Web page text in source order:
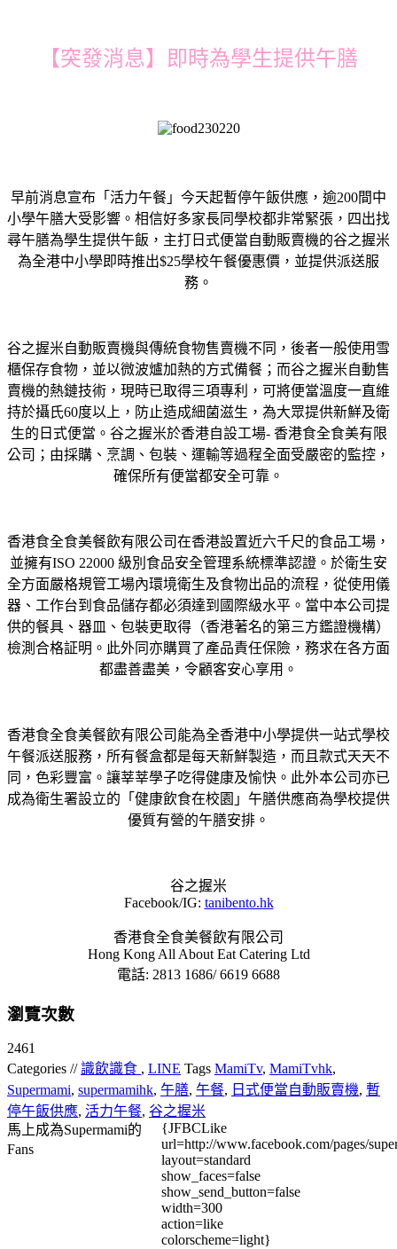
【突發消息】即時為學生提供午膳
早前消息宣布「活力午餐」今天起暫停午飯供應，逾200間中
小學午膳大受影響。相信好多家長同學校都非常緊張，四出找
尋午膳為學生提供午飯，主打日式便當自動販賣機的谷之握米
為全港中小學即時推出$25學校午餐優惠價，並提供派送服
務。
谷之握米自動販賣機與傳統食物售賣機不同，後者一般使用雪
櫃保存食物，並以微波爐加熱的方式備餐；而谷之握米自動售
賣機的熱鏈技術，現時已取得三項專利，可將便當溫度一直維
持於攝氏60度以上，防止造成細菌滋生，為大眾提供新鮮及衛
生的日式便當。谷之握米於香港自設工場- 香港食全食美有限
公司；由採購、烹調、包裝、運輸等過程全面受嚴密的監控，
確保所有便當都安全可靠。
香港食全食美餐飲有限公司在香港設置近六千尺的食品工場，
並擁有ISO 22000 級別食品安全管理系統標準認證。於衛生安
全方面嚴格規管工場內環境衛生及食物出品的流程，從使用儀
器、工作台到食品儲存都必須達到國際級水平。當中本公司提
供的餐具、器皿、包裝更取得（香港著名的第三方鑑證機構）
檢測合格証明。此外同亦購買了產品責任保險，務求在各方面
都盡善盡美，令顧客安心享用。
香港食全食美餐飲有限公司能為全香港中小學提供一站式學校
午餐派送服務，所有餐盒都是每天新鮮製造，而且款式天天不
同，色彩豐富。讓莘莘學子吃得健康及愉快。此外本公司亦已
成為衛生署設立的「健康飲食在校園」午膳供應商為學校提供
優質有營的午膳安排。
谷之握米
Facebook/IG: tanibento.hk
香港食全食美餐飲有限公司
Hong Kong All About Eat Catering Ltd
電話: 2813 1686/ 6619 6688
瀏覽次數
2461
Categories //識飲識食 , LINE Tags MamiTv, MamiTvhk,
Supermami, supermamihk, 午膳, 午餐, 日式便當自動販賣機, 暫
停午飯供應, 活力午餐, 谷之握米
馬上成為Supermami的
Fans
{JFBCLike
url=http://www.facebook.com/pages/
layout=standard
show_faces=false
show_send_button=false
width=300
action=like
colorscheme=light}